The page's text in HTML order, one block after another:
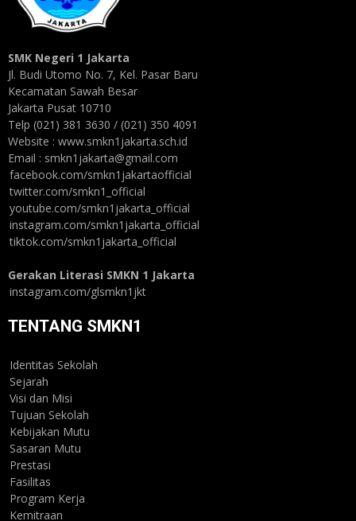
SMK Negeri 1 Jakarta
Jl. Budi Utomo No. 7, Kel. Pasar Baru
Kecamatan Sawah Besar
Jakarta Pusat 10710
Telp (021) 381 3630 / (021) 350 4091
Website : www.smkn1jakarta.sch.id
Email : smkn1jakarta@gmail.com
facebook.com/smkn1jakartaofficial
twitter.com/smkn1_official
youtube.com/smkn1jakarta_official
instagram.com/smkn1jakarta_official
tiktok.com/smkn1jakarta_official
Gerakan Literasi SMKN 1 Jakarta
instagram.com/glsmkn1jkt
TENTANG SMKN1
Identitas Sekolah
Sejarah
Visi dan Misi
Tujuan Sekolah
Kebijakan Mutu
Sasaran Mutu
Prestasi
Fasilitas
Program Kerja
Kemitraan